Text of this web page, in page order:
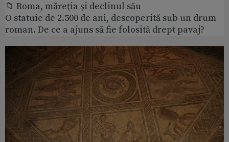
📁 Roma, măreţia şi declinul său
O statuie de 2.500 de ani, descoperită sub un drum
roman. De ce a ajuns să fie folosită drept pavaj?